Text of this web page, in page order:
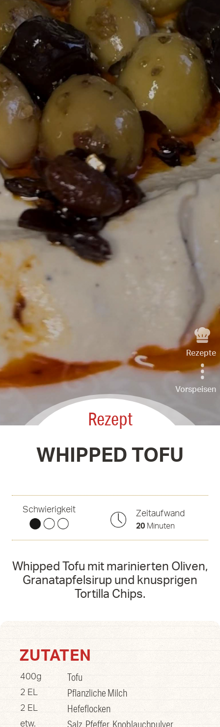
Rezepte
Vorspeisen
Rezept
WHIPPED TOFU
Schwierigkeit Zeitaufwand
20Minuten
Whipped Tofu mit marinierten Oliven,
Granatapfelsirup und knusprigen
Tortilla Chips.
ZUTATEN
400g Tofu
2 EL Pflanzliche Milch
2 EL Hefeflocken
etw. Salz, Pfeffer, Knoblauchpulver